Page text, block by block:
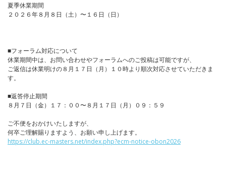
夏季休業期間
２０２６年８月８日（土）〜１６日（日）
■フォーラム対応について
休業期間中は、お問い合わせやフォーラムへのご投稿は可能ですが、
ご返信は休業明けの８月１７日（月）１０時より順次対応させていただきま
す。
■返答停止期間
８月７日（金）１７：００〜８月１７日（月）０９：５９
ご不便をおかけいたしますが、
何卒ご理解賜りますよう、お願い申し上げます。
https://club.ec-masters.net/index.php?ecm-notice-obon2026